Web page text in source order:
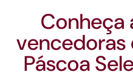
Conheça
vencedoras
Páscoa